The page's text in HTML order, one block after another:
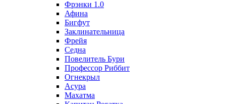
Фрэнки 1.0
Афина
Бигфут
Заклинательница
Фрейя
Седна
Повелитель Бури
Профеcсор Риббит
Огнекрыл
Асура
Махатма